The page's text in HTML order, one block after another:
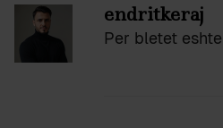
endritkeraj
Per bletet